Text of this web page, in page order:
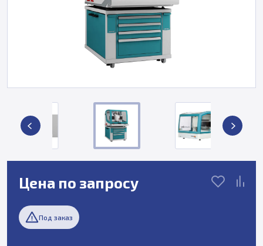
Цена по запросу
Под заказ